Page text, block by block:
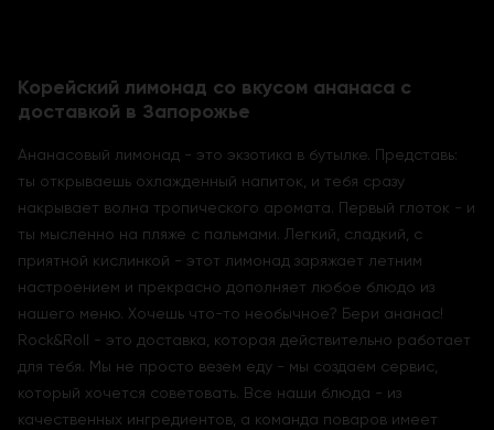
Корейский лимонад со вкусом ананаса с
доставкой в Запорожье
Ананасовый лимонад - это экзотика в бутылке. Представь:
ты открываешь охлажденный напиток, и тебя сразу
накрывает волна тропического аромата. Первый глоток - и
ты мысленно на пляже с пальмами. Легкий, сладкий, с
приятной кислинкой - этот лимонад заряжает летним
настроением и прекрасно дополняет любое блюдо из
нашего меню. Хочешь что-то необычное? Бери ананас!
Rock&Roll - это доставка, которая действительно работает
для тебя. Мы не просто везем еду - мы создаем сервис,
который хочется советовать. Все наши блюда - из
качественных ингредиентов, а команда поваров имеет